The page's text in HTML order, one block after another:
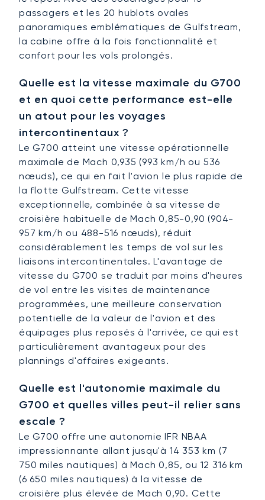
passagers et les 20 hublots ovales
panoramiques emblématiques de Gulfstream,
la cabine offre à la fois fonctionnalité et
confort pour les vols prolongés.
Quelle est la vitesse maximale du G700
et en quoi cette performance est-elle
un atout pour les voyages
intercontinentaux ?
Le G700 atteint une vitesse opérationnelle
maximale de Mach 0,935 (993 km/h ou 536
nœuds), ce qui en fait l'avion le plus rapide de
la flotte Gulfstream. Cette vitesse
exceptionnelle, combinée à sa vitesse de
croisière habituelle de Mach 0,85-0,90 (904-
957 km/h ou 488-516 nœuds), réduit
considérablement les temps de vol sur les
liaisons intercontinentales. L'avantage de
vitesse du G700 se traduit par moins d'heures
de vol entre les visites de maintenance
programmées, une meilleure conservation
potentielle de la valeur de l'avion et des
équipages plus reposés à l'arrivée, ce qui est
particulièrement avantageux pour des
plannings d'affaires exigeants.
Quelle est l'autonomie maximale du
G700 et quelles villes peut-il relier sans
escale ?
Le G700 offre une autonomie IFR NBAA
impressionnante allant jusqu'à 14 353 km (7
750 miles nautiques) à Mach 0,85, ou 12 316 km
(6 650 miles nautiques) à la vitesse de
croisière plus élevée de Mach 0,90. Cette